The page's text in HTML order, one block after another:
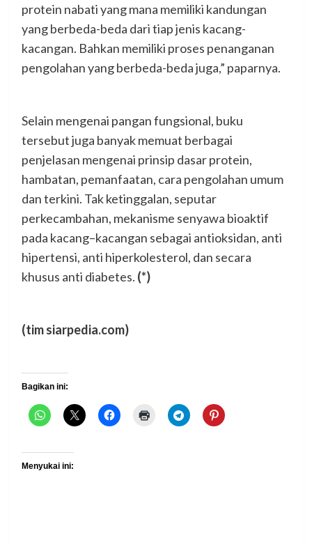
protein nabati yang mana memiliki kandungan
yang berbeda-beda dari tiap jenis kacang-
kacangan. Bahkan memiliki proses penanganan
pengolahan yang berbeda-beda juga,” paparnya.
Selain mengenai pangan fungsional, buku
tersebut juga banyak memuat berbagai
penjelasan mengenai prinsip dasar protein,
hambatan, pemanfaatan, cara pengolahan umum
dan terkini. Tak ketinggalan, seputar
perkecambahan, mekanisme senyawa bioaktif
pada kacang–kacangan sebagai antioksidan, anti
hipertensi, anti hiperkolesterol, dan secara
khusus anti diabetes. (*)
(tim siarpedia.com)
Bagikan ini:
Menyukai ini: